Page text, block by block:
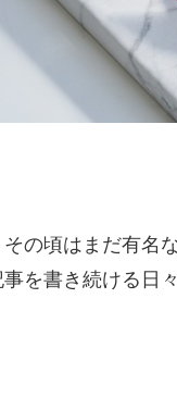
の頃はまだ有名
を書き続ける日